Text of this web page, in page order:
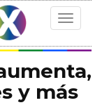
Toggle
y más